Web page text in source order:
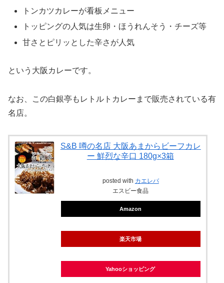
トンカツカレーが看板メニュー
トッピングの人気は生卵・ほうれんそう・チーズ等
甘さとピリッとした辛さが人気
という大阪カレーです。
なお、この白銀亭もレトルトカレーまで販売されている有
名店。
S&B 噂の名店 大阪あまからビーフカレ
ー 鮮烈な辛口 180g×3箱
posted with カエレバ
エスビー食品
Amazon
楽天市場
Yahooショッピング